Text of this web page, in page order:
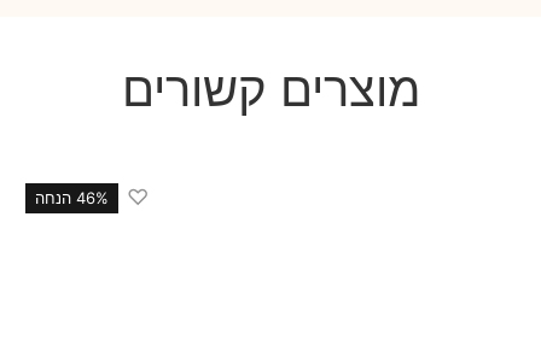
מוצרים קשורים
46% הנחה